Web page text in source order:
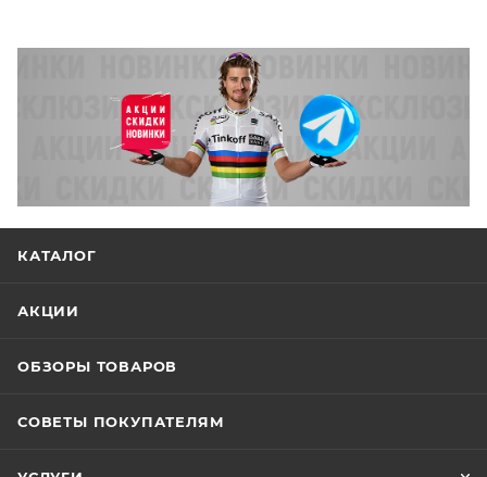
КАТАЛОГ
АКЦИИ
ОБЗОРЫ ТОВАРОВ
СОВЕТЫ ПОКУПАТЕЛЯМ